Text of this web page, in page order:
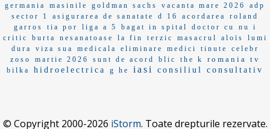
germania
masinile goldman sachs vacanta mare 2026
adp
sector 1
asigurarea de sanatate d 16 acordarea
roland
garros
tia por liga a 5 bagat in spital doctor cu
nu i
critic
burta nesanatoase la fin terzic masacrul aloïs
lumi
dura
viza sua medicala eliminare medici tinute
celebr
zoso
martie 2026 sunt de acord blic the k romania tv
bilka hidroelectrica g he iasi consiliul consultativ
© Copyright 2000-2026 iStorm. Toate drepturile rezervate.